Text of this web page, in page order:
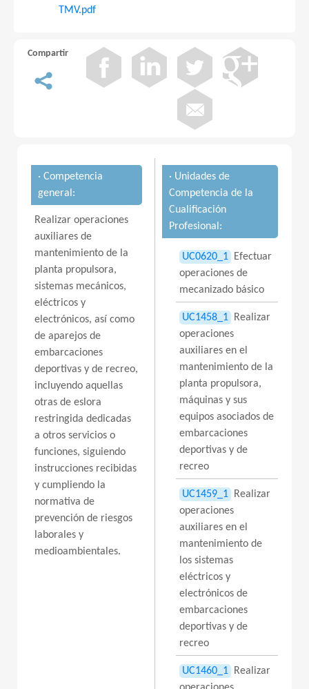
TMV.pdf
Compartir
· Competencia
general:
Realizar operaciones
auxiliares de
mantenimiento de la
planta propulsora,
sistemas mecánicos,
eléctricos y
electrónicos, así como
de aparejos de
embarcaciones
deportivas y de recreo,
incluyendo aquellas
otras de eslora
restringida dedicadas
a otros servicios o
funciones, siguiendo
instrucciones recibidas
y cumpliendo la
normativa de
prevención de riesgos
laborales y
medioambientales.
· Unidades de
Competencia de la
Cualificación
Profesional:
UC0620_1
Efectuar
operaciones de
mecanizado básico
UC1458_1
Realizar
operaciones
auxiliares en el
mantenimiento de la
planta propulsora,
máquinas y sus
equipos asociados de
embarcaciones
deportivas y de
recreo
UC1459_1
Realizar
operaciones
auxiliares en el
mantenimiento de
los sistemas
eléctricos y
electrónicos de
embarcaciones
deportivas y de
recreo
UC1460_1
Realizar